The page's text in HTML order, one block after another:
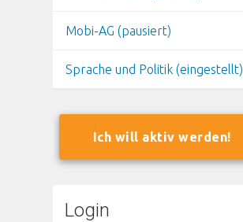
Mobi-AG (pausiert)
Sprache und Politik (eingestellt)
Ich will aktiv werden!
Login